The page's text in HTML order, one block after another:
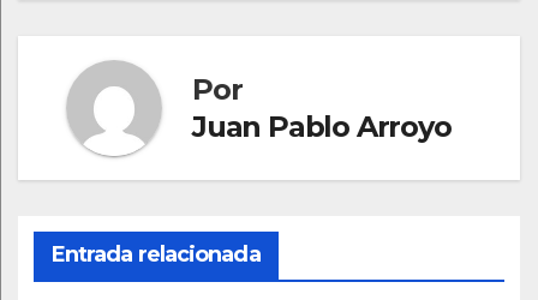
Por
Juan Pablo Arroyo
Entrada relacionada